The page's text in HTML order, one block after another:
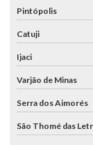
Pintópolis
Catuji
Ijaci
Varjão de Minas
Serra dos Aimorés
São Thomé das